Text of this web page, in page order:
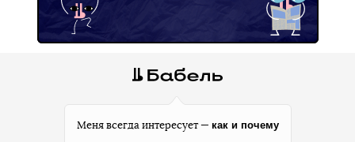
Меня всегда интересует — как и почему